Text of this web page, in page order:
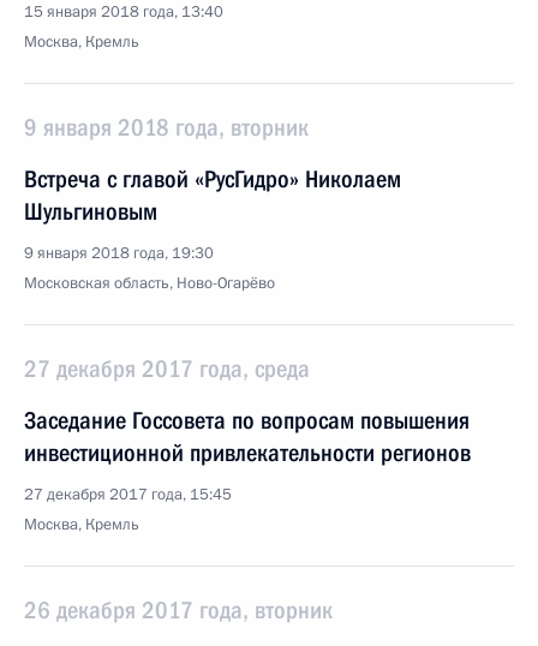
15 января 2018 года, 13:40
Москва, Кремль
9 января 2018 года, вторник
Встреча с главой «РусГидро» Николаем
Шульгиновым
9 января 2018 года, 19:30
Московская область, Ново-Огарёво
27 декабря 2017 года, среда
Заседание Госсовета по вопросам повышения
инвестиционной привлекательности регионов
27 декабря 2017 года, 15:45
Москва, Кремль
26 декабря 2017 года, вторник